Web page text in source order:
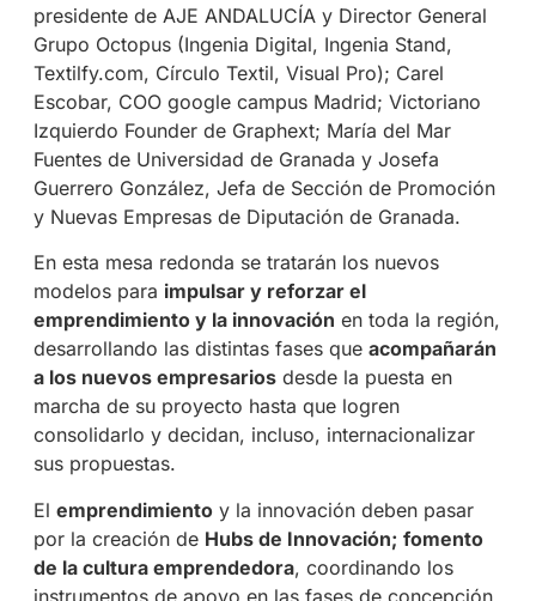
presidente de AJE ANDALUCÍA y Director General
Grupo Octopus (Ingenia Digital, Ingenia Stand,
Textilfy.com, Círculo Textil, Visual Pro); Carel
Escobar, COO google campus Madrid; Victoriano
Izquierdo Founder de Graphext; María del Mar
Fuentes de Universidad de Granada y Josefa
Guerrero González, Jefa de Sección de Promoción
y Nuevas Empresas de Diputación de Granada.
En esta mesa redonda se tratarán los nuevos
modelos para impulsar y reforzar el
emprendimiento y la innovación en toda la región,
desarrollando las distintas fases que acompañarán
a los nuevos empresariosdesde la puesta en
marcha de su proyecto hasta que logren
consolidarlo y decidan, incluso, internacionalizar
sus propuestas.
El emprendimientoy la innovación deben pasar
por la creación de Hubs de Innovación; fomento
de la cultura emprendedora, coordinando los
instrumentos de apoyo en las fases de concepción